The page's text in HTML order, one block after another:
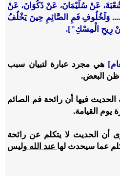
عَنْ سُلَيْمَانَ، عَنْ ذَكُوَانَ، عَنْ
وَلَخُلُوفِ فَمِ الصَّائِمِ حِينَ يَخْلُفُ
رِيحِ الْمِسْكِ"].
هي مجرد عبارة لتبيان سبب
ظن البعض.
الحديث فيها أن رائحة فم الصائم
القيامة.
أن الحديث لا يتكلم عن رائحة
عما سيحدث لها عند الله وليس